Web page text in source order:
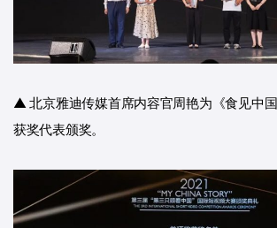
▲ 北京雅迪传媒首席内容官周艳为《食见中
获奖代表颁奖。